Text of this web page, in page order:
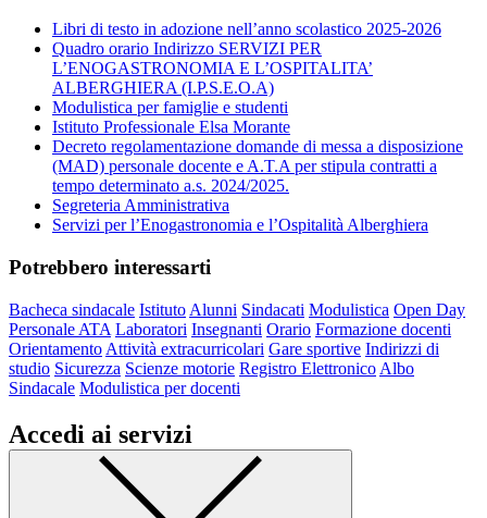
Libri di testo in adozione nell’anno scolastico 2025-2026
Quadro orario Indirizzo SERVIZI PER
L’ENOGASTRONOMIA E L’OSPITALITA’
ALBERGHIERA (I.P.S.E.O.A)
Modulistica per famiglie e studenti
Istituto Professionale Elsa Morante
Decreto regolamentazione domande di messa a disposizione
(MAD) personale docente e A.T.A per stipula contratti a
tempo determinato a.s. 2024/2025.
Segreteria Amministrativa
Servizi per l’Enogastronomia e l’Ospitalità Alberghiera
Potrebbero interessarti
Bacheca sindacale Istituto Alunni Sindacati Modulistica Open Day
Personale ATA Laboratori Insegnanti Orario Formazione docenti
Orientamento Attività extracurricolari Gare sportive Indirizzi di
studio Sicurezza Scienze motorie Registro Elettronico Albo
Sindacale Modulistica per docenti
Accedi ai servizi